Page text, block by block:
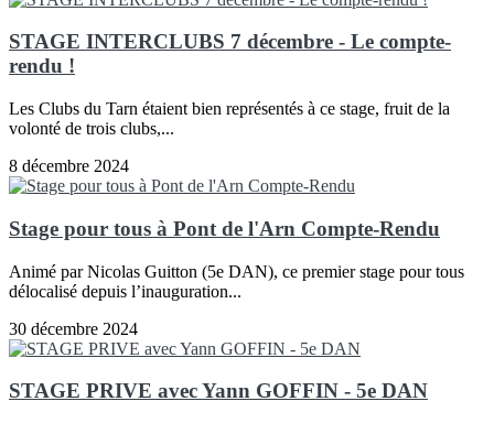
STAGE INTERCLUBS 7 décembre - Le compte-
rendu !
Les Clubs du Tarn étaient bien représentés à ce stage, fruit de la
volonté de trois clubs,...
8 décembre 2024
Stage pour tous à Pont de l'Arn Compte-Rendu
Animé par Nicolas Guitton (5e DAN), ce premier stage pour tous
délocalisé depuis l’inauguration...
30 décembre 2024
STAGE PRIVE avec Yann GOFFIN - 5e DAN